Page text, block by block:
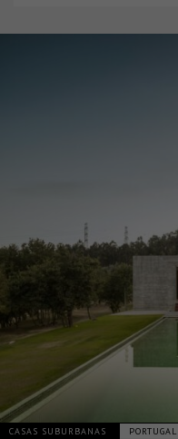
CASAS SUBURBANAS PORTUGAL